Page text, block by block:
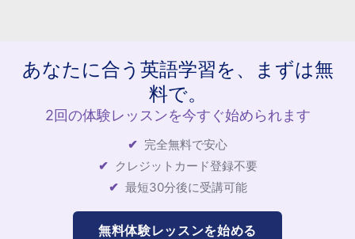
あなたに合う英語学習を、まずは無
料で。
2回の体験レッスンを今すぐ始められます
完全無料で安心
クレジットカード登録不要
最短30分後に受講可能
無料体験レッスンを始める